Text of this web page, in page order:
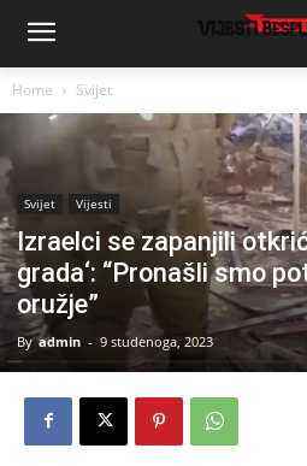
Home Svijet
Svijet Vijesti
Izraelci se zapanjili
grada‘: “Pronašli smo
oružje”
By admin - 9 studenoga, 2023